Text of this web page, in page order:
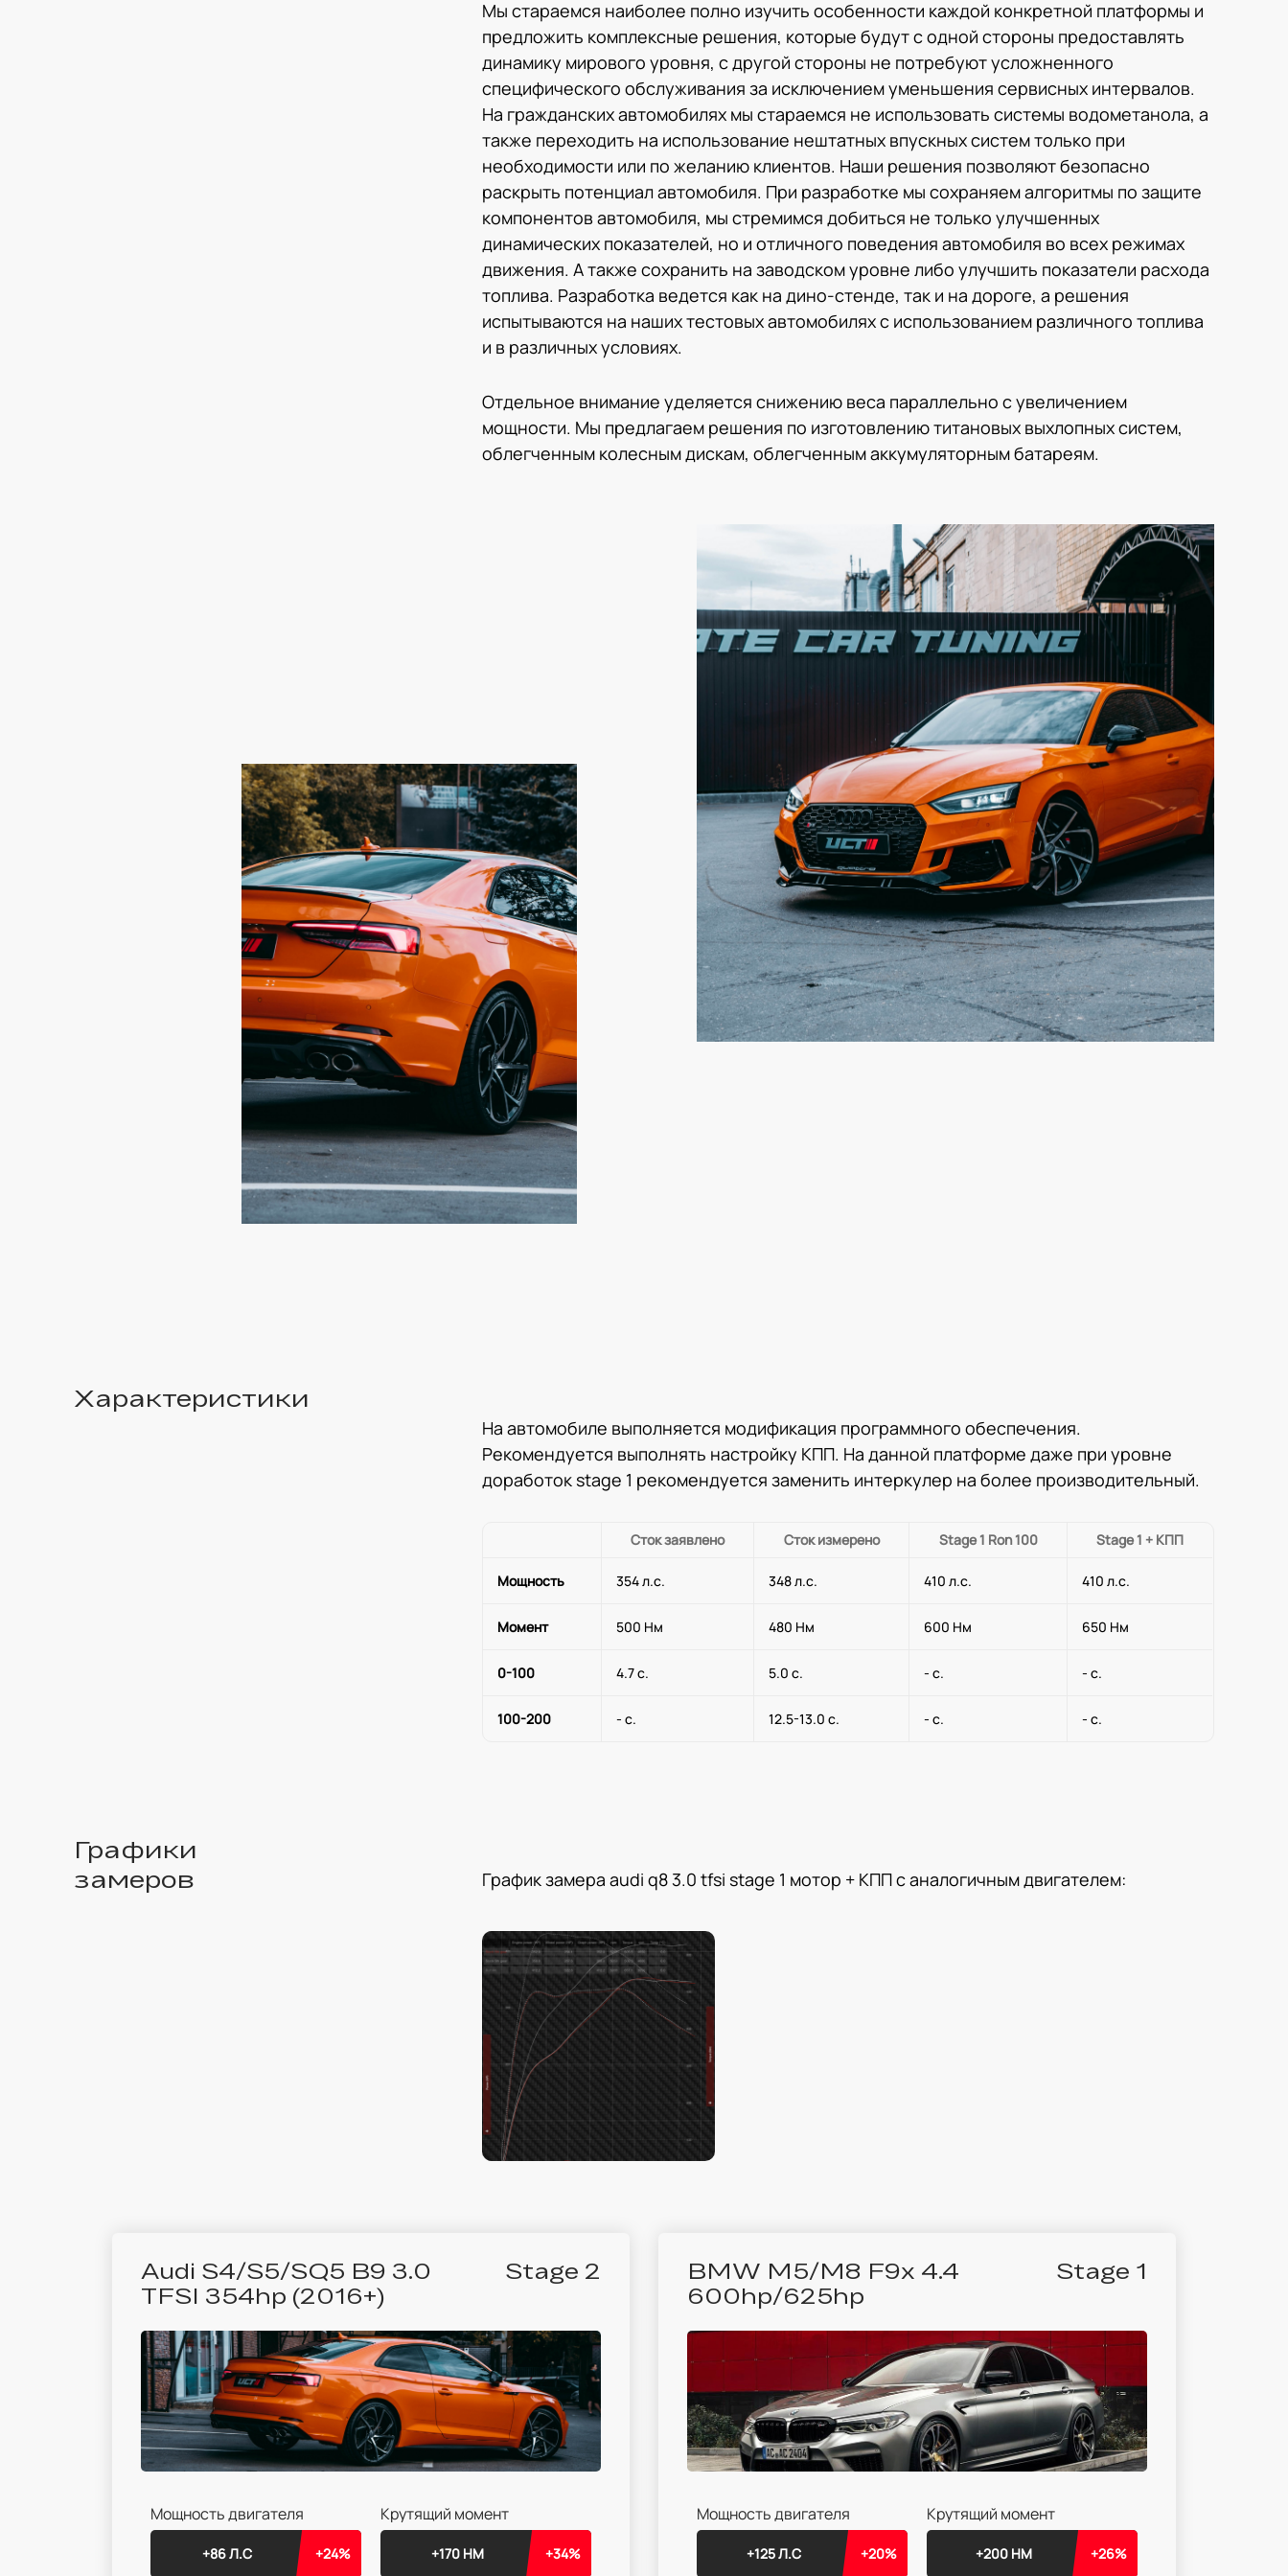
Мы стараемся наиболее полно изучить особенности каждой конкретной платформы и
предложить комплексные решения, которые будут с одной стороны предоставлять
динамику мирового уровня, с другой стороны не потребуют усложненного
специфического обслуживания за исключением уменьшения сервисных интервалов.
На гражданских автомобилях мы стараемся не использовать системы водометанола, а
также переходить на использование нештатных впускных систем только при
необходимости или по желанию клиентов. Наши решения позволяют безопасно
раскрыть потенциал автомобиля. При разработке мы сохраняем алгоритмы по защите
компонентов автомобиля, мы стремимся добиться не только улучшенных
динамических показателей, но и отличного поведения автомобиля во всех режимах
движения. А также сохранить на заводском уровне либо улучшить показатели расхода
топлива. Разработка ведется как на дино-стенде, так и на дороге, а решения
испытываются на наших тестовых автомобилях с использованием различного топлива
и в различных условиях.
Отдельное внимание уделяется снижению веса параллельно с увеличением
мощности. Мы предлагаем решения по изготовлению титановых выхлопных систем,
облегченным колесным дискам, облегченным аккумуляторным батареям.
Характеристики
На автомобиле выполняется модификация программного обеспечения.
Рекомендуется выполнять настройку КПП. На данной платформе даже при уровне
доработок stage 1 рекомендуется заменить интеркулер на более производительный.
Сток заявлено Сток измерено Stage 1 Ron 100 Stage 1 + КПП
Мощность 354 л.с. 348 л.с. 410 л.с. 410 л.с.
Момент 500 Нм 480 Нм 600 Нм 650 Нм
0-100 4.7 с. 5.0 с. - с. - с.
100-200 - с. 12.5-13.0 с. - с. - с.
Графики
замеров
График замера audi q8 3.0 tfsi stage 1 мотор + КПП с аналогичным двигателем:
Audi S4/S5/SQ5 B9 3.0
TFSI 354hp (2016+)
Stage 2
Мощность двигателя
+86 Л.С +24%
Крутящий момент
+170 НМ +34%
BMW M5/M8 F9x 4.4
600hp/625hp
Stage 1
Мощность двигателя
+125 Л.С +20%
Крутящий момент
+200 НМ +26%